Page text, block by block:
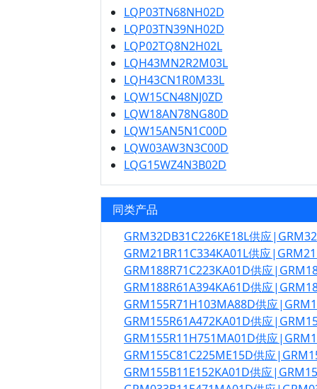
LQP03TN68NH02D
LQP03TN39NH02D
LQP02TQ8N2H02L
LQH43MN2R2M03L
LQH43CN1R0M33L
LQW15CN48NJ0ZD
LQW18AN78NG80D
LQW15AN5N1C00D
LQW03AW3N3C00D
LQG15WZ4N3B02D
同类产品
GRM32DB31C226KE18L供应
GRM21BR11C334KA01L供应
GRM188R71C223KA01D供应
GRM188R61A394KA61D供应
GRM155R71H103MA88D供应
GRM155R61A472KA01D供应
GRM155R11H751MA01D供应
GRM155C81C225ME15D供应
GRM155B11E152KA01D供应